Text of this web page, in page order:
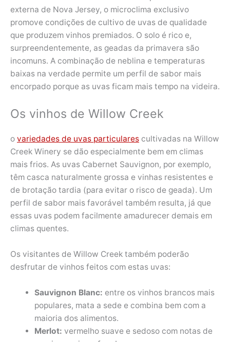
externa de Nova Jersey, o microclima exclusivo
promove condições de cultivo de uvas de qualidade
que produzem vinhos premiados. O solo é rico e,
surpreendentemente, as geadas da primavera são
incomuns. A combinação de neblina e temperaturas
baixas na verdade permite um perfil de sabor mais
encorpado porque as uvas ficam mais tempo na videira.
Os vinhos de Willow Creek
o variedades de uvas particulares cultivadas na Willow
Creek Winery se dão especialmente bem em climas
mais frios. As uvas Cabernet Sauvignon, por exemplo,
têm casca naturalmente grossa e vinhas resistentes e
de brotação tardia (para evitar o risco de geada). Um
perfil de sabor mais favorável também resulta, já que
essas uvas podem facilmente amadurecer demais em
climas quentes.
Os visitantes de Willow Creek também poderão
desfrutar de vinhos feitos com estas uvas:
Sauvignon Blanc: entre os vinhos brancos mais
populares, mata a sede e combina bem com a
maioria dos alimentos.
Merlot: vermelho suave e sedoso com notas de